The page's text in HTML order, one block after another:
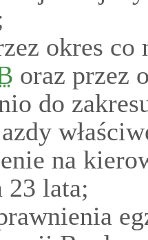
okres
oraz przez
do
na
23 lata;